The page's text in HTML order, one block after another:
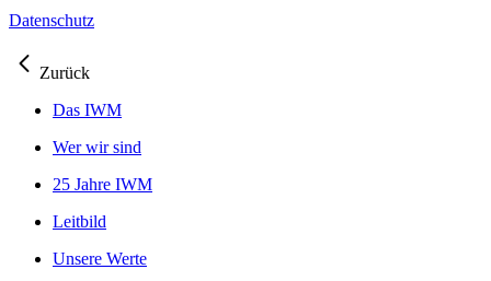
Datenschutz
Zurück
Das IWM
Wer wir sind
25 Jahre IWM
Leitbild
Unsere Werte